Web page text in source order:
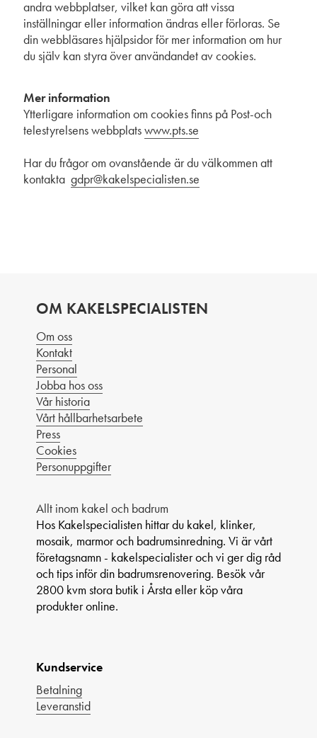
andra webbplatser, vilket kan göra att vissa
inställningar eller information ändras eller förloras. Se
din webbläsares hjälpsidor för mer information om hur
du själv kan styra över användandet av cookies.
Mer information
Ytterligare information om cookies finns på Post-och
telestyrelsens webbplatswww.pts.se
Har du frågor om ovanstående är du välkommen att
kontakta gdpr@kakelspecialisten.se
OM KAKELSPECIALISTEN
Om oss
Kontakt
Personal
Jobba hos oss
Vår historia
Vårt hållbarhetsarbete
Press
Cookies
Personuppgifter
Allt inom kakel och badrum
Hos Kakelspecialisten hittar du kakel, klinker,
mosaik, marmor och badrumsinredning. Vi är vårt
företagsnamn - kakelspecialister och vi ger dig råd
och tips inför din badrumsrenovering. Besök vår
2800 kvm stora butik i Årsta eller köp våra
produkter online.
Kundservice
Betalning
Leveranstid